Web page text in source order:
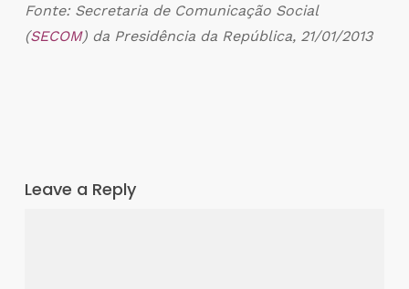
Fonte: Secretaria de Comunicação Social
(SECOM) da Presidência da República, 21/01/2013
Leave a Reply